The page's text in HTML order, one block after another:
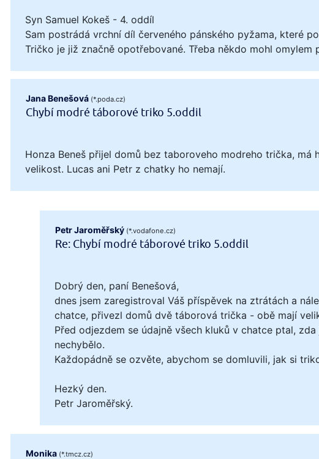
Syn Samuel Kokeš - 4. oddíl
Sam postrádá vrchní díl červeného pánského pyžama, které
Tričko je již značně opotřebované. Třeba někdo mohl omylem
Jana Benešová (*.poda.cz)
Chybí modré táborové triko 5.oddil
Honza Beneš přijel domů bez taboroveho modreho trička,
velikost. Lucas ani Petr z chatky ho nemají.
Petr Jaroměřský (*.vodafone.cz)
Re: Chybí modré táborové triko 5.oddil
Dobrý den, paní Benešová,
dnes jsem zaregistroval Váš příspěvek na ztrátách a
chatce, přivezl domů dvě táborová trička - obě mají
Před odjezdem se údajně všech kluků v chatce ptal,
nechybělo.
Každopádně se ozvěte, abychom se domluvili, jak si
Hezký den.
Petr Jaroměřský.
Monika (*.tmcz.cz)